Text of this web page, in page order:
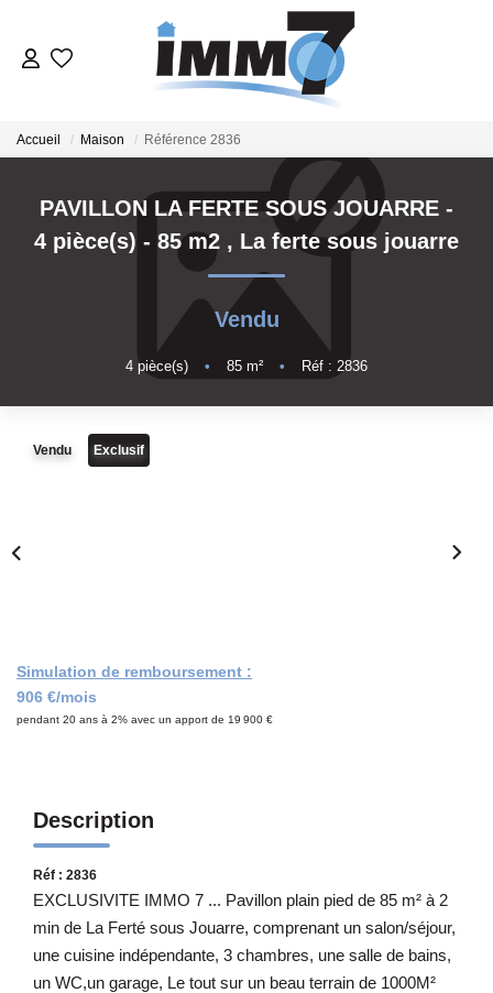
LOUER
GERER
VENDRE
ESTIMER
Accueil Maison Référence 2836
PAVILLON LA FERTE SOUS JOUARRE -
4 pièce(s) - 85 m2 , La ferte sous jouarre
Vendu
4 pièce(s) • 85 m² • Réf : 2836
Vendu Exclusif
Simulation de remboursement :
906 €/mois
pendant 20 ans à 2% avec un apport de 19 900 €
Description
Réf : 2836
EXCLUSIVITE IMMO 7 ... Pavillon plain pied de 85 m² à 2
min de La Ferté sous Jouarre, comprenant un salon/séjour,
une cuisine indépendante, 3 chambres, une salle de bains,
un WC,un garage, Le tout sur un beau terrain de 1000M²